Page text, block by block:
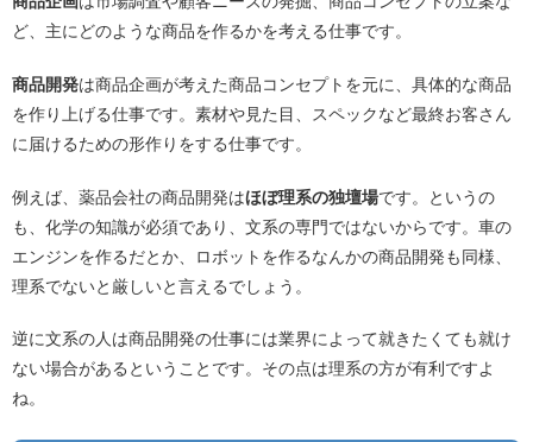
ど、主にどのような商品を作るかを考える仕事です。
商品開発は商品企画が考えた商品コンセプトを元に、具体的な商品
を作り上げる仕事です。素材や見た目、スペックなど最終お客さん
に届けるための形作りをする仕事です。
例えば、薬品会社の商品開発はほぼ理系の独壇場です。というの
も、化学の知識が必須であり、文系の専門ではないからです。車の
エンジンを作るだとか、ロボットを作るなんかの商品開発も同様、
理系でないと厳しいと言えるでしょう。
逆に文系の人は商品開発の仕事には業界によって就きたくても就け
ない場合があるということです。その点は理系の方が有利ですよ
ね。